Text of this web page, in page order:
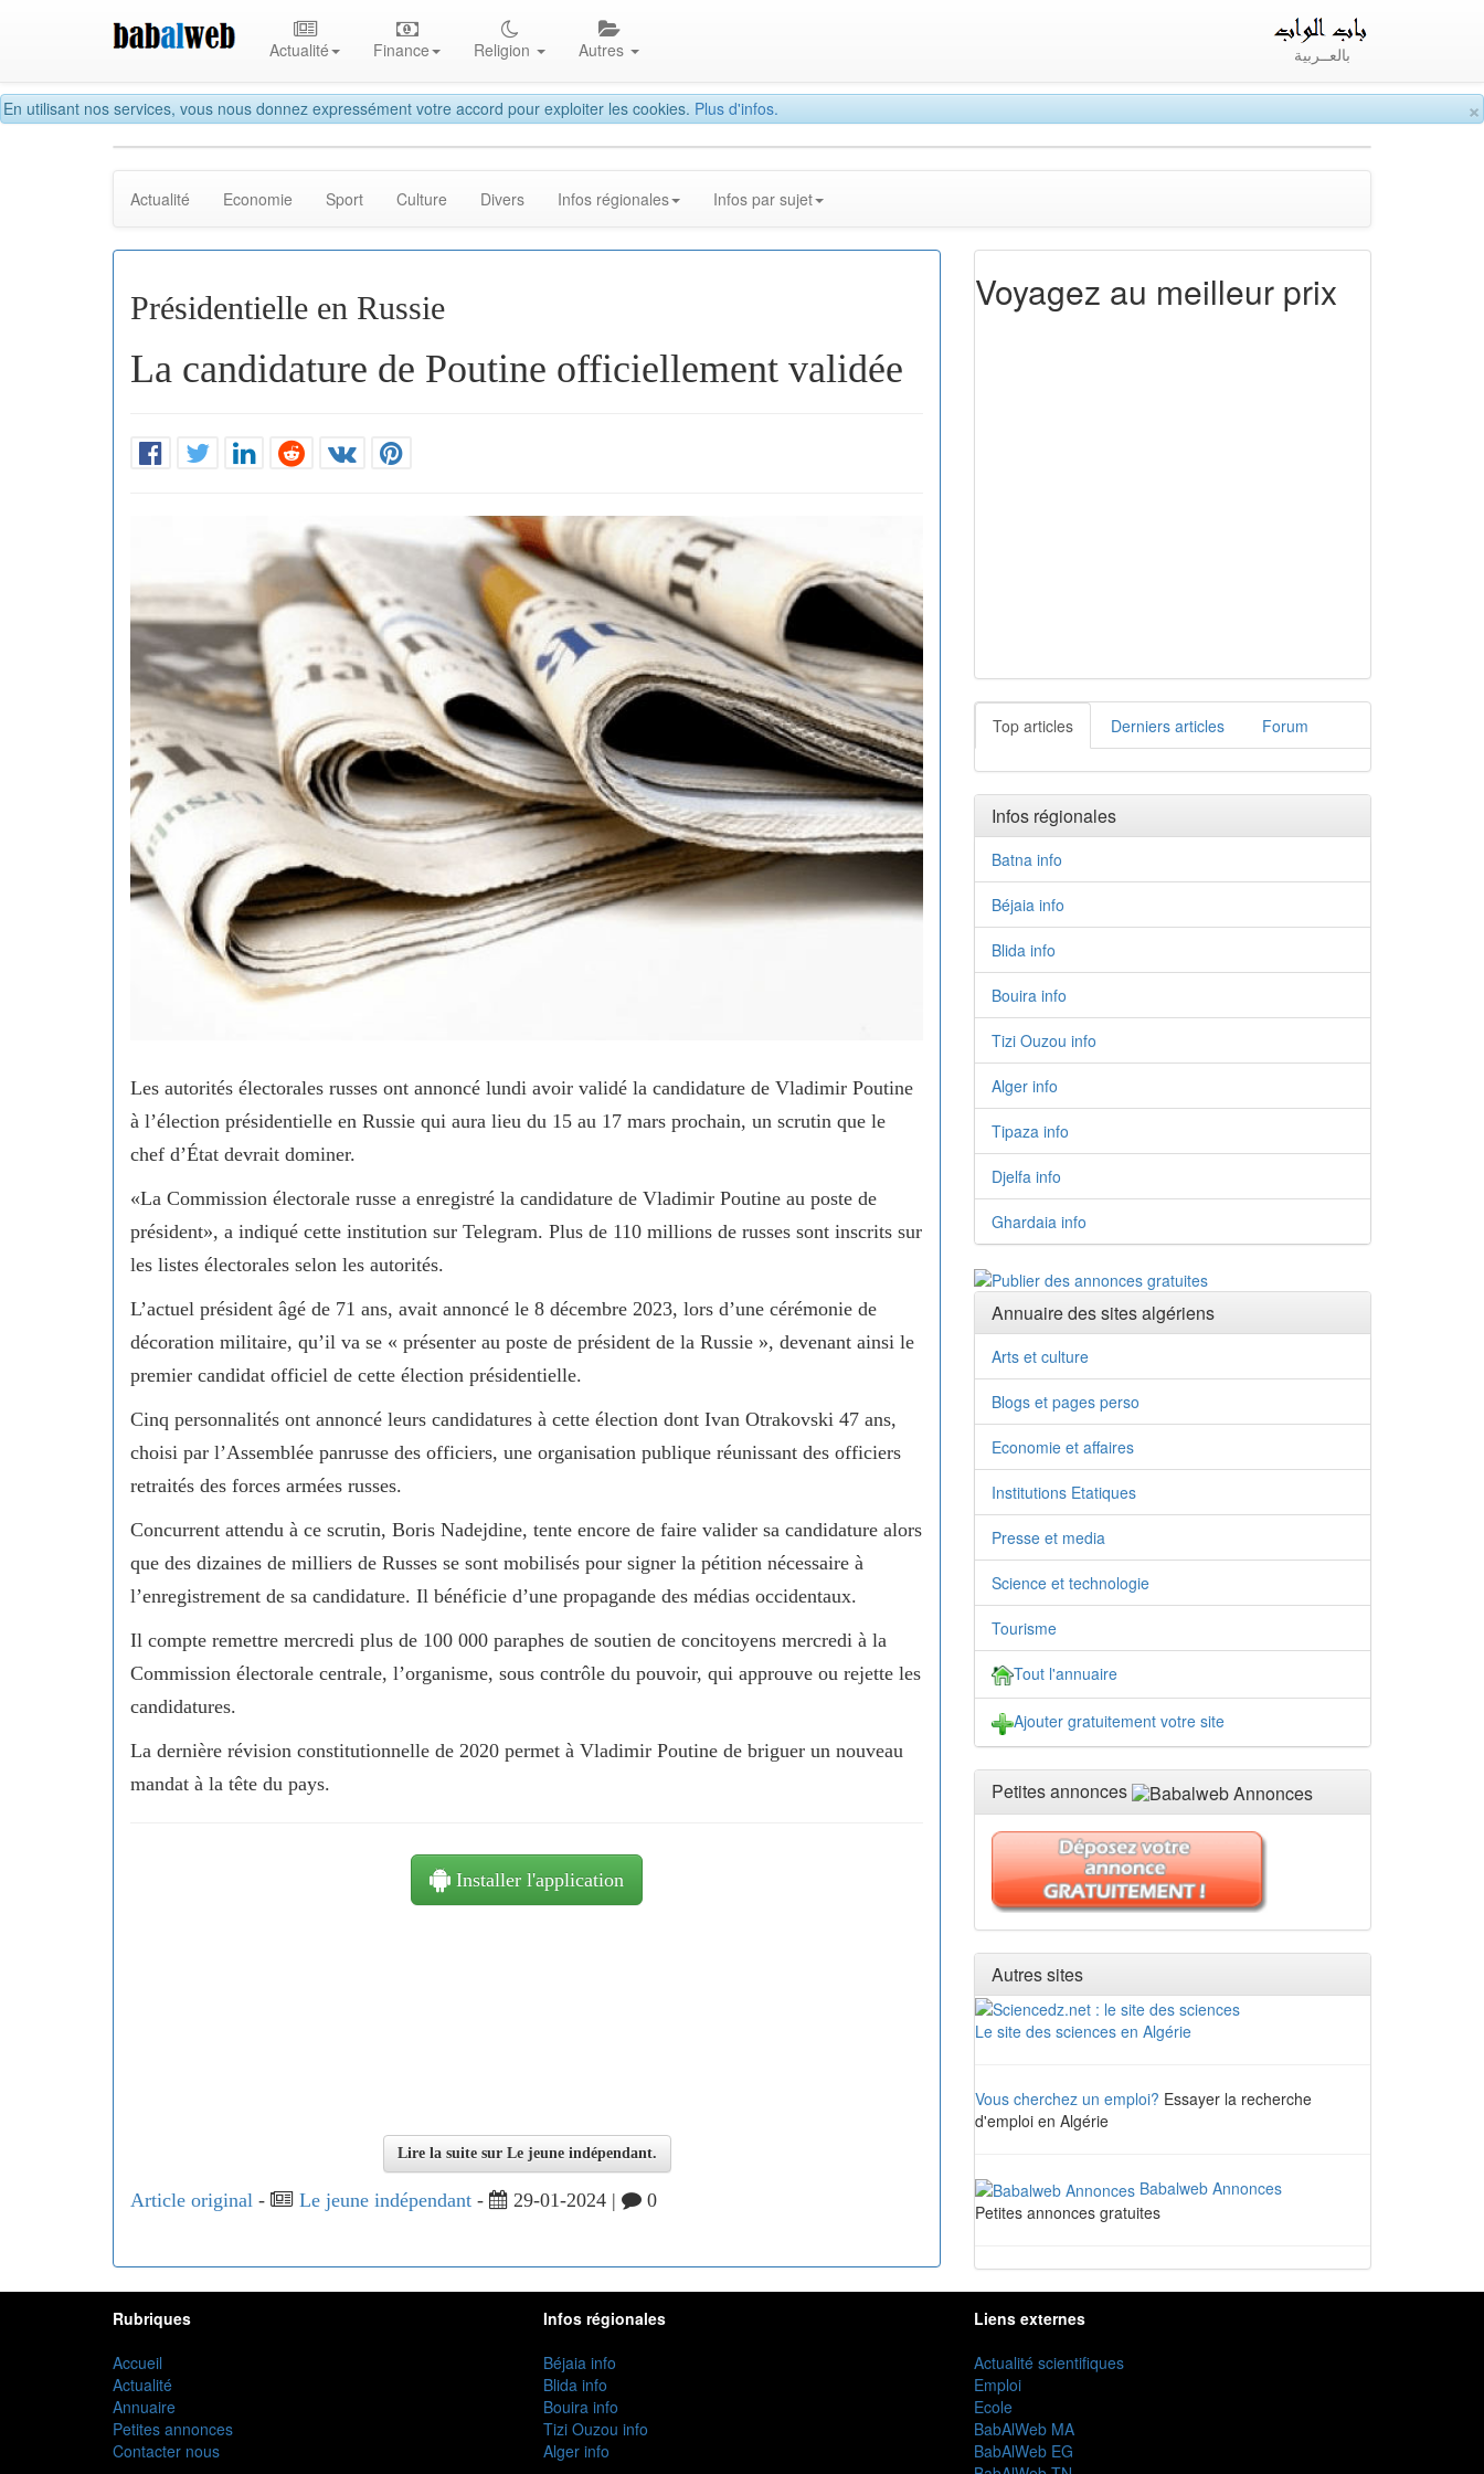
×
En utilisant nos services, vous nous donnez expressément votre accord pour exploiter les cookies. Plus d'infos.
Actualité Finance Religion Autres بالعــربية
Actualité Economie Sport Culture Divers Infos régionales Infos par sujet
Présidentielle en Russie
La candidature de Poutine officiellement validée
Les autorités électorales russes ont annoncé lundi avoir validé la candidature de Vladimir Poutine
à l’élection présidentielle en Russie qui aura lieu du 15 au 17 mars prochain, un scrutin que le
chef d’État devrait dominer.
«La Commission électorale russe a enregistré la candidature de Vladimir Poutine au poste de
président», a indiqué cette institution sur Telegram. Plus de 110 millions de russes sont inscrits sur
les listes électorales selon les autorités.
L’actuel président âgé de 71 ans, avait annoncé le 8 décembre 2023, lors d’une cérémonie de
décoration militaire, qu’il va se « présenter au poste de président de la Russie », devenant ainsi le
premier candidat officiel de cette élection présidentielle.
Cinq personnalités ont annoncé leurs candidatures à cette élection dont Ivan Otrakovski 47 ans,
choisi par l’Assemblée panrusse des officiers, une organisation publique réunissant des officiers
retraités des forces armées russes.
Concurrent attendu à ce scrutin, Boris Nadejdine, tente encore de faire valider sa candidature alors
que des dizaines de milliers de Russes se sont mobilisés pour signer la pétition nécessaire à
l’enregistrement de sa candidature. Il bénéficie d’une propagande des médias occidentaux.
Il compte remettre mercredi plus de 100 000 paraphes de soutien de concitoyens mercredi à la
Commission électorale centrale, l’organisme, sous contrôle du pouvoir, qui approuve ou rejette les
candidatures.
La dernière révision constitutionnelle de 2020 permet à Vladimir Poutine de briguer un nouveau
mandat à la tête du pays.
Installer l'application
Lire la suite sur Le jeune indépendant.
Article original - Le jeune indépendant - 29-01-2024 | 0
Voyagez au meilleur prix
Top articles Derniers articles Forum
Infos régionales
Batna info
Béjaia info
Blida info
Bouira info
Tizi Ouzou info
Alger info
Tipaza info
Djelfa info
Ghardaia info
Annuaire des sites algériens
Arts et culture
Blogs et pages perso
Economie et affaires
Institutions Etatiques
Presse et media
Science et technologie
Tourisme
Tout l'annuaire
Ajouter gratuitement votre site
Petites annonces
Autres sites
Le site des sciences en Algérie
Vous cherchez un emploi? Essayer la recherche
d'emploi en Algérie
Babalweb Annonces
Petites annonces gratuites
Rubriques
Accueil
Actualité
Annuaire
Petites annonces
Contacter nous
Infos régionales
Béjaia info
Blida info
Bouira info
Tizi Ouzou info
Alger info
Liens externes
Actualité scientifiques
Emploi
Ecole
BabAlWeb MA
BabAlWeb EG